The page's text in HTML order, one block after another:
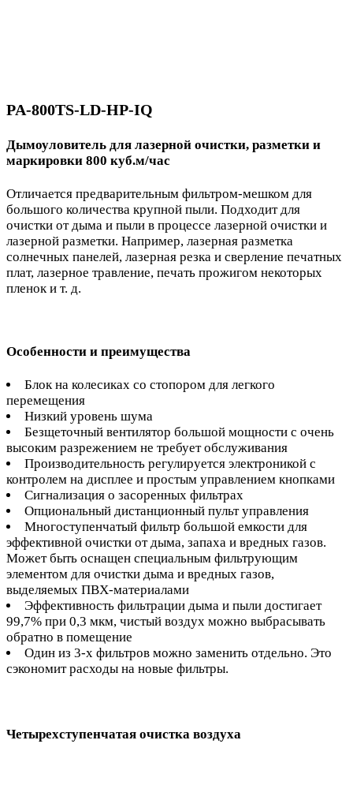
PA-800TS-LD-HP-IQ
Дымоуловитель для лазерной очистки, разметки и
маркировки 800 куб.м/час
Отличается предварительным фильтром-мешком для
большого количества крупной пыли. Подходит для
очистки от дыма и пыли в процессе лазерной очистки и
лазерной разметки. Например, лазерная разметка
солнечных панелей, лазерная резка и сверление печатных
плат, лазерное травление, печать прожигом некоторых
пленок и т. д.
Особенности и преимущества
Блок на колесиках со стопором для легкого
перемещения
Низкий уровень шума
Безщеточный вентилятор большой мощности с очень
высоким разрежением не требует обслуживания
Производительность регулируется электроникой с
контролем на дисплее и простым управлением кнопками
Сигнализация о засоренных фильтрах
Опциональный дистанционный пульт управления
Многоступенчатый фильтр большой емкости для
эффективной очистки от дыма, запаха и вредных газов.
Может быть оснащен специальным фильтрующим
элементом для очистки дыма и вредных газов,
выделяемых ПВХ-материалами
Эффективность фильтрации дыма и пыли достигает
99,7% при 0,3 мкм, чистый воздух можно выбрасывать
обратно в помещение
Один из 3-х фильтров можно заменить отдельно. Это
сэкономит расходы на новые фильтры.
Четырехступенчатая очистка воздуха